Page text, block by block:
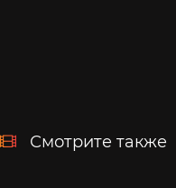
Смотрите также